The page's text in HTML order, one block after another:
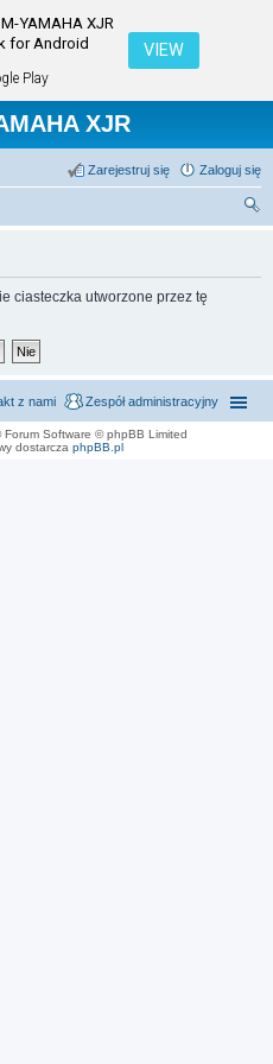
YAMAHA XJR
for Android
Play
VIEW
XJR
Zaloguj się
Zarejestruj się
ciasteczka utworzone przez tę
Zespół administracyjny
z nami
Forum Software © phpBB Limited
dostarcza phpBB.pl